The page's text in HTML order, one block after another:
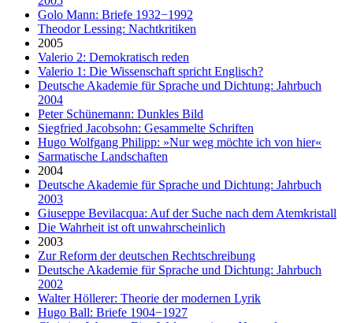
Golo Mann: Briefe 1932−1992
Theodor Lessing: Nachtkritiken
2005
Valerio 2: Demokratisch reden
Valerio 1: Die Wissenschaft spricht Englisch?
Deutsche Akademie für Sprache und Dichtung: Jahrbuch
2004
Peter Schünemann: Dunkles Bild
Siegfried Jacobsohn: Gesammelte Schriften
Hugo Wolfgang Philipp: »Nur weg möchte ich von hier«
Sarmatische Landschaften
2004
Deutsche Akademie für Sprache und Dichtung: Jahrbuch
2003
Giuseppe Bevilacqua: Auf der Suche nach dem Atemkristall
Die Wahrheit ist oft unwahrscheinlich
2003
Zur Reform der deutschen Rechtschreibung
Deutsche Akademie für Sprache und Dichtung: Jahrbuch
2002
Walter Höllerer: Theorie der modernen Lyrik
Hugo Ball: Briefe 1904−1927